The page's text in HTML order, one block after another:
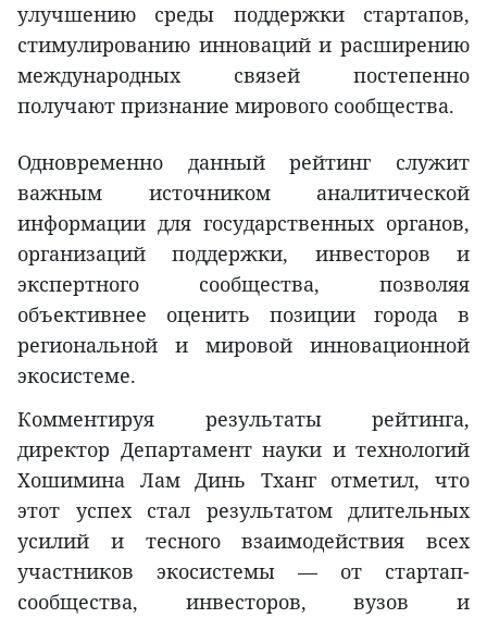
улучшению среды поддержки стартапов,
стимулированию инноваций и расширению
международных связей постепенно
получают признание мирового сообщества.
Одновременно данный рейтинг служит
важным источником аналитической
информации для государственных органов,
организаций поддержки, инвесторов и
экспертного сообщества, позволяя
объективнее оценить позиции города в
региональной и мировой инновационной
экосистеме.
Комментируя результаты рейтинга,
директор Департамент науки и технологий
Хошимина Лам Динь Тханг отметил, что
этот успех стал результатом длительных
усилий и тесного взаимодействия всех
участников экосистемы — от стартап-
сообщества, инвесторов, вузов и